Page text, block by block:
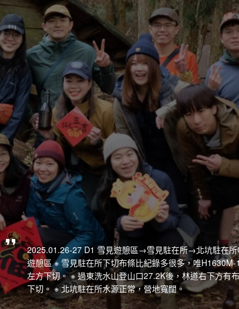
2025.01.26-27 D1 雪見遊憩區→雪見駐在所→北坑駐在
遊憩區 ※ 雪見駐在所下切布條比紀錄多很多，唯
左方下切。 ※ 過東洗水山登山口27.2K後，林道右下方有
下切。 ※ 北坑駐在所水源正常，營地寬闊。